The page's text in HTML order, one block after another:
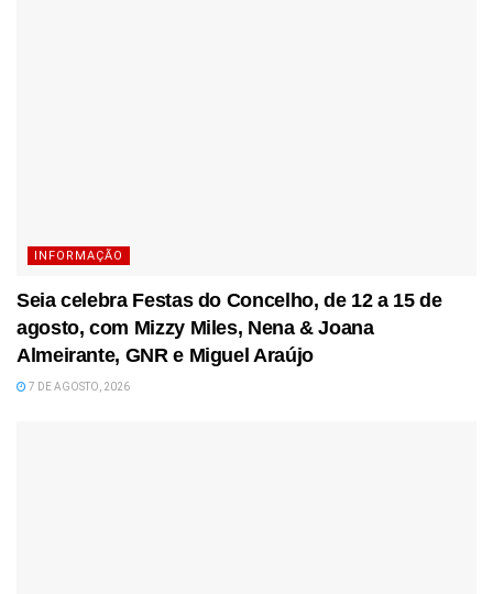
INFORMAÇÃO
Seia celebra Festas do Concelho, de 12 a 15 de
agosto, com Mizzy Miles, Nena & Joana
Almeirante, GNR e Miguel Araújo
7 DE AGOSTO, 2026